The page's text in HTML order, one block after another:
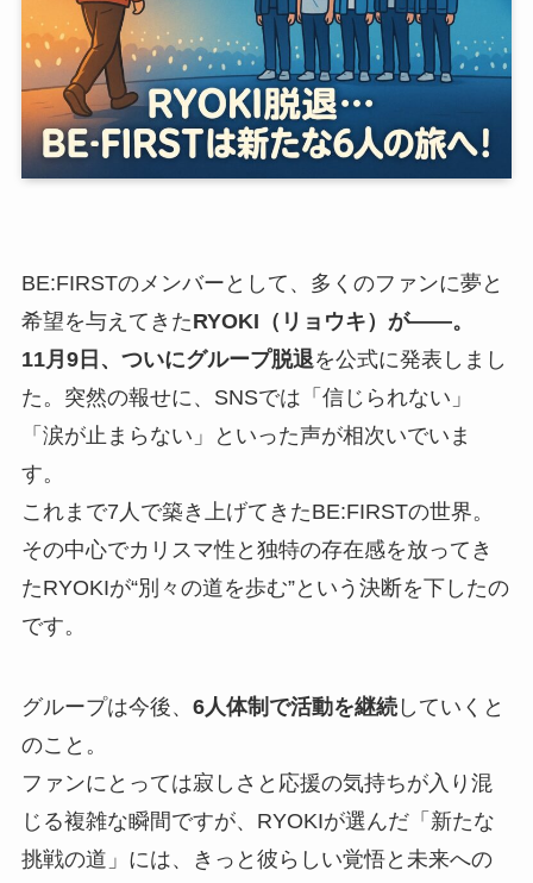
BE:FIRSTのメンバーとして、多くのファンに夢と
希望を与えてきたRYOKI（リョウキ）が――。
11月9日、ついにグループ脱退を公式に発表しまし
た。突然の報せに、SNSでは「信じられない」
「涙が止まらない」といった声が相次いでいま
す。
これまで7人で築き上げてきたBE:FIRSTの世界。
その中心でカリスマ性と独特の存在感を放ってき
たRYOKIが“別々の道を歩む”という決断を下したの
です。
グループは今後、 6人体制で活動を継続していくと
のこと。
ファンにとっては寂しさと応援の気持ちが入り混
じる複雑な瞬間ですが、RYOKIが選んだ「新たな
挑戦の道」には、きっと彼らしい覚悟と未来への